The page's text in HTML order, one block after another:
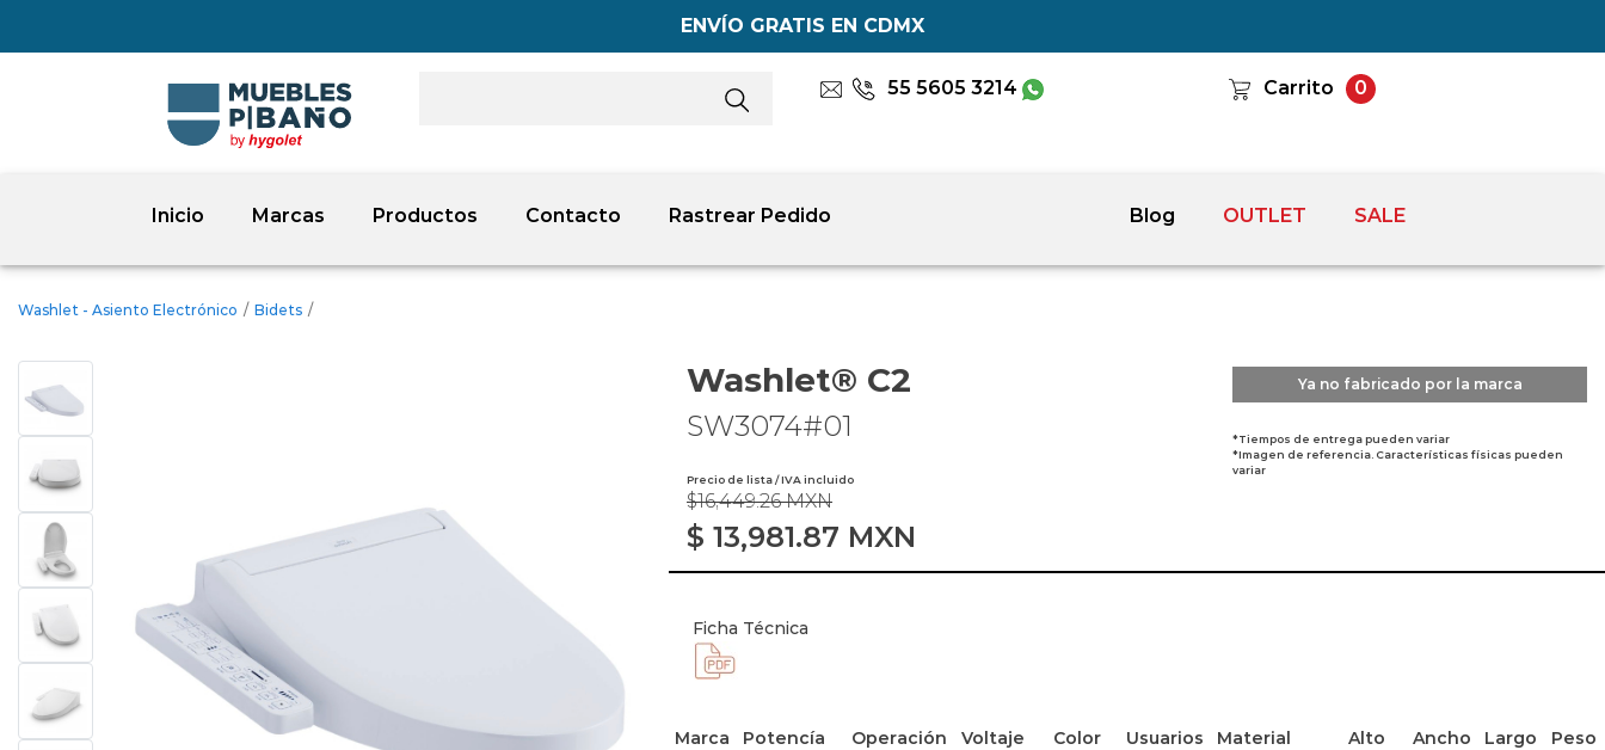
ENVÍO GRATIS EN CDMX
55 5605 3214 Carrito 0
Inicio Marcas Productos Contacto Rastrear Pedido Blog OUTLET SALE
Washlet - Asiento Electrónico / Bidets /
Washlet® C2
SW3074#01
Precio de lista / IVA incluido
$16,449.26 MXN
$ 13,981.87 MXN
Ya no fabricado por la marca
*Tiempos de entrega pueden variar
*Imagen de referencia. Características físicas pueden
variar
Ficha Técnica
Marca Potencía Operación Voltaje Color Usuarios Material Alto Ancho Largo
Peso